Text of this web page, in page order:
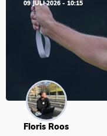
09 JULI 2026 - 10:15
Floris Roos